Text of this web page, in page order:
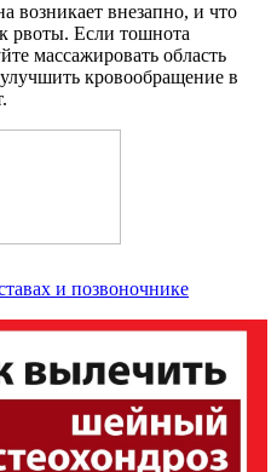
возникает внезапно, и что
рвоты. Если тошнота
массажировать область
кровообращение в
и позвоночнике